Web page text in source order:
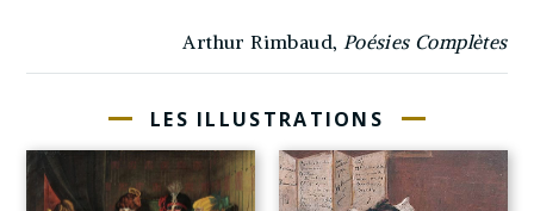
Arthur Rimbaud, Poésies Complètes
LES ILLUSTRATIONS